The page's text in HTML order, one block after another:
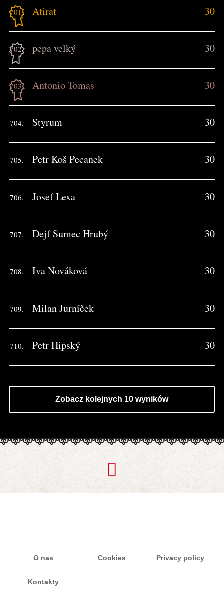
701. Atirat 30
702. pepa velký 30
703. Antonio Tomas 30
704. Styrum 30
705. Petr Koš Pecanek 30
706. Josef Lexa 30
707. Dejf Sumec Hrubý 30
708. Iva Nováková 30
709. Milan Jurníček 30
710. Petr Hipský 30
Zobacz kolejnych 10 wyników
O nas Cookies Privacy policy
Kontakty